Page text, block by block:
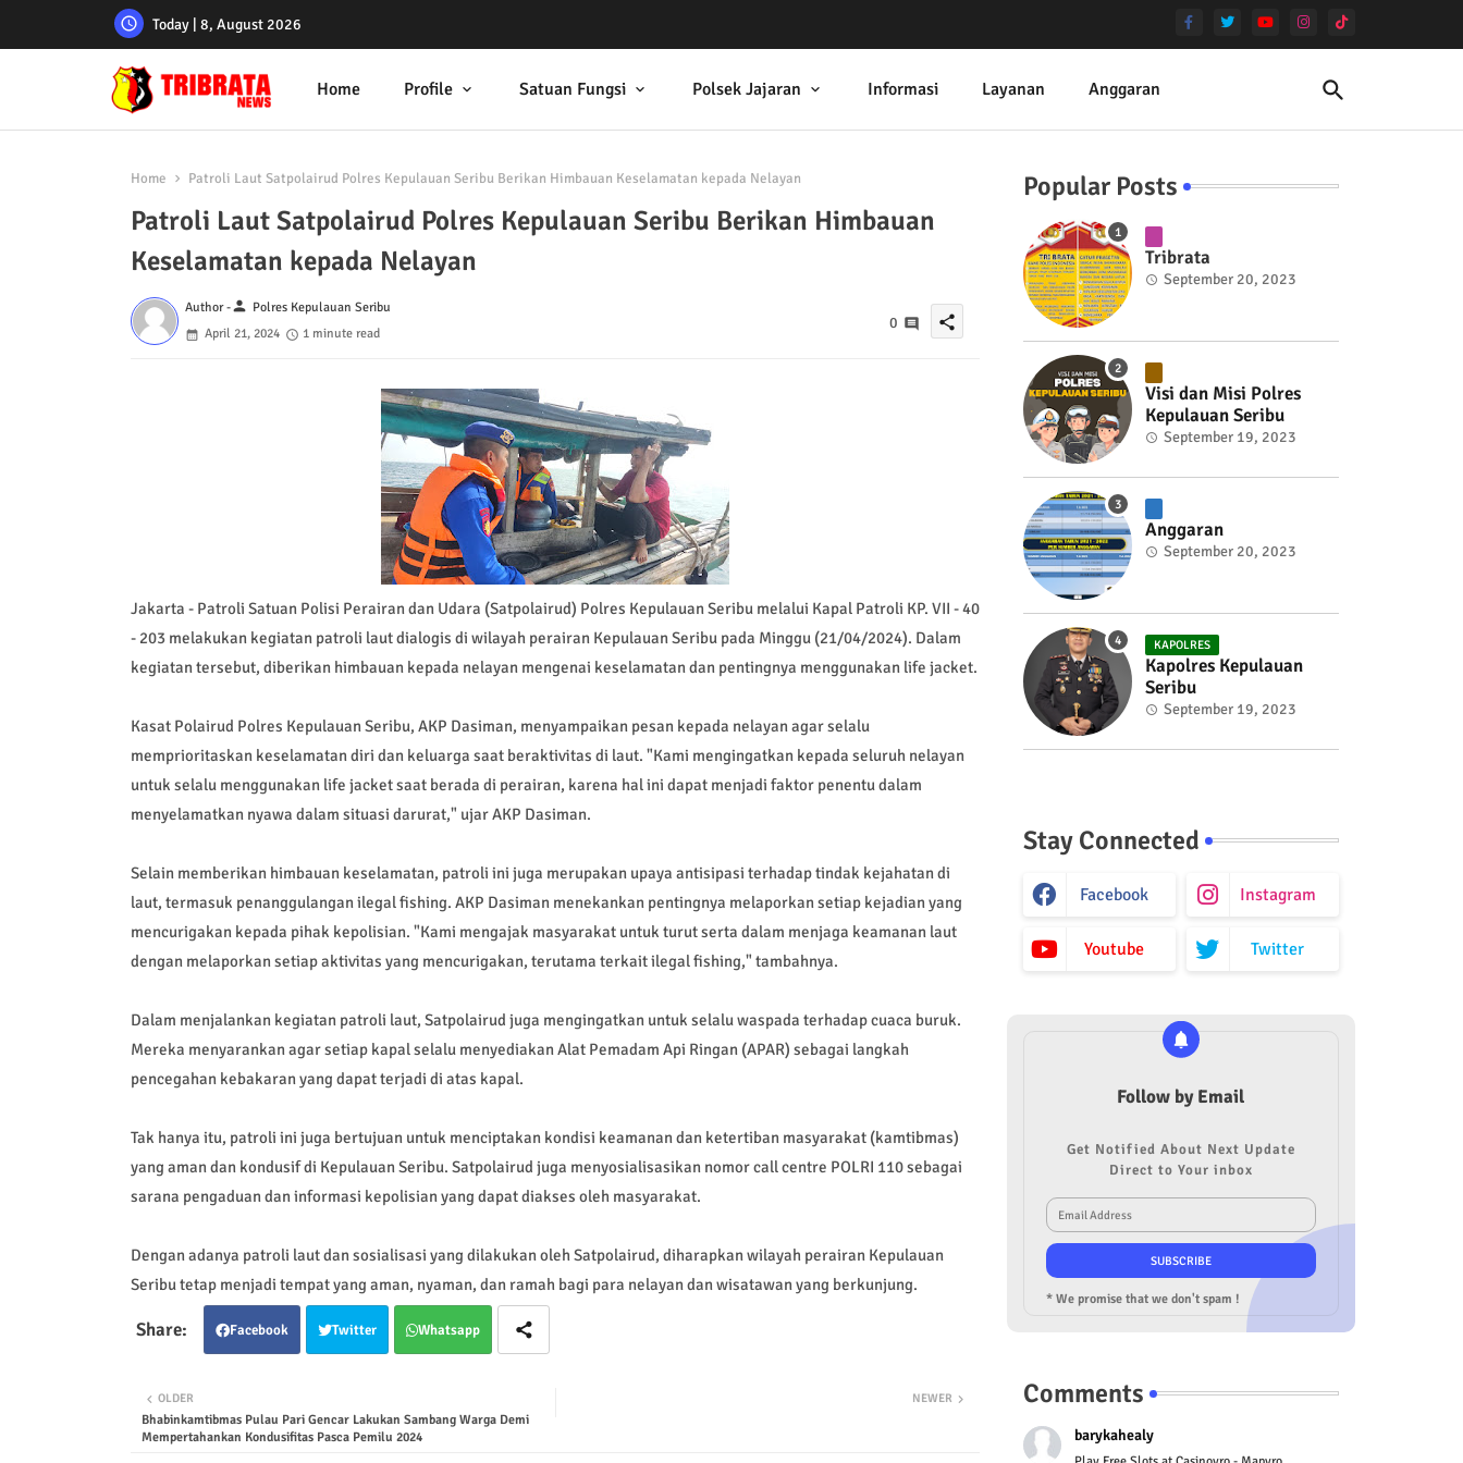
Today | 8, August 2026
Home Profile Satuan Fungsi Polsek Jajaran Informasi Layanan Anggaran
Home Patroli Laut Satpolairud Polres Kepulauan Seribu Berikan Himbauan Keselamatan kepada Nelayan
Patroli Laut Satpolairud Polres Kepulauan Seribu Berikan Himbauan
Keselamatan kepada Nelayan
Author -person Polres Kepulauan Seribu
April 21, 2024
1 minute read
0 share
Jakarta - Patroli Satuan Polisi Perairan dan Udara (Satpolairud) Polres Kepulauan Seribu melalui Kapal Patroli KP. VII - 40
- 203 melakukan kegiatan patroli laut dialogis di wilayah perairan Kepulauan Seribu pada Minggu (21/04/2024). Dalam
kegiatan tersebut, diberikan himbauan kepada nelayan mengenai keselamatan dan pentingnya menggunakan life jacket.
Kasat Polairud Polres Kepulauan Seribu, AKP Dasiman, menyampaikan pesan kepada nelayan agar selalu
memprioritaskan keselamatan diri dan keluarga saat beraktivitas di laut. "Kami mengingatkan kepada seluruh nelayan
untuk selalu menggunakan life jacket saat berada di perairan, karena hal ini dapat menjadi faktor penentu dalam
menyelamatkan nyawa dalam situasi darurat," ujar AKP Dasiman.
Selain memberikan himbauan keselamatan, patroli ini juga merupakan upaya antisipasi terhadap tindak kejahatan di
laut, termasuk penanggulangan ilegal fishing. AKP Dasiman menekankan pentingnya melaporkan setiap kejadian yang
mencurigakan kepada pihak kepolisian. "Kami mengajak masyarakat untuk turut serta dalam menjaga keamanan laut
dengan melaporkan setiap aktivitas yang mencurigakan, terutama terkait ilegal fishing," tambahnya.
Dalam menjalankan kegiatan patroli laut, Satpolairud juga mengingatkan untuk selalu waspada terhadap cuaca buruk.
Mereka menyarankan agar setiap kapal selalu menyediakan Alat Pemadam Api Ringan (APAR) sebagai langkah
pencegahan kebakaran yang dapat terjadi di atas kapal.
Tak hanya itu, patroli ini juga bertujuan untuk menciptakan kondisi keamanan dan ketertiban masyarakat (kamtibmas)
yang aman dan kondusif di Kepulauan Seribu. Satpolairud juga menyosialisasikan nomor call centre POLRI 110 sebagai
sarana pengaduan dan informasi kepolisian yang dapat diakses oleh masyarakat.
Dengan adanya patroli laut dan sosialisasi yang dilakukan oleh Satpolairud, diharapkan wilayah perairan Kepulauan
Seribu tetap menjadi tempat yang aman, nyaman, dan ramah bagi para nelayan dan wisatawan yang berkunjung.
Facebook Twitter Whatsapp
NEWER
OLDER
Bhabinkamtibmas Pulau Pari Gencar Lakukan Sambang Warga Demi
Mempertahankan Kondusifitas Pasca Pemilu 2024
Popular Posts
Tribrata
September 20, 2023
Visi dan Misi Polres
Kepulauan Seribu
September 19, 2023
Anggaran
September 20, 2023
KAPOLRES
Kapolres Kepulauan
Seribu
September 19, 2023
Stay Connected
Facebook Instagram
Youtube Twitter
Follow by Email
Get Notified About Next Update
Direct to Your inbox
* We promise that we don't spam !
Comments
barykahealy